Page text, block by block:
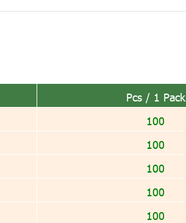
Pcs / 1 Pack
100
100
100
100
100